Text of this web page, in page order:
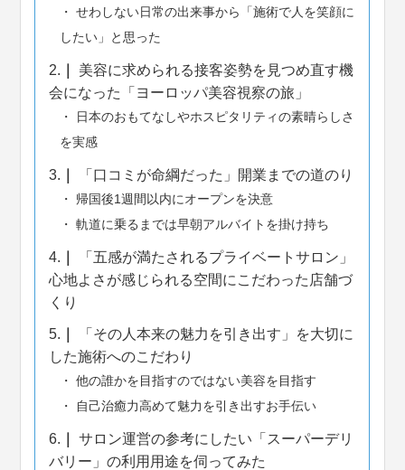
せわしない日常の出来事から「施術で人を笑顔に
したい」と思った
2.
美容に求められる接客姿勢を見つめ直す機
会になった「ヨーロッパ美容視察の旅」
日本のおもてなしやホスピタリティの素晴らしさ
を実感
3. 「口コミが命綱だった」開業までの道のり
帰国後1週間以内にオープンを決意
軌道に乗るまでは早朝アルバイトを掛け持ち
4.
「五感が満たされるプライベートサロン」
心地よさが感じられる空間にこだわった店舗づ
くり
5.
「その人本来の魅力を引き出す」を大切に
した施術へのこだわり
他の誰かを目指すのではない美容を目指す
自己治癒力高めて魅力を引き出すお手伝い
6.
サロン運営の参考にしたい「スーパーデリ
バリー」の利用用途を伺ってみた